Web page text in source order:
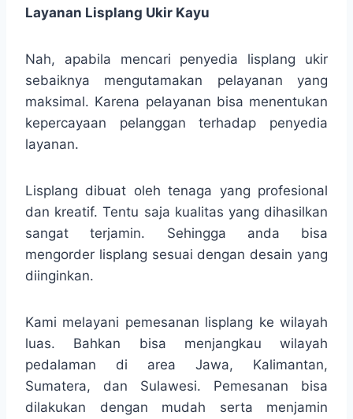
Layanan Lisplang Ukir Kayu
Nah, apabila mencari penyedia lisplang ukir
sebaiknya mengutamakan pelayanan yang
maksimal. Karena pelayanan bisa menentukan
kepercayaan pelanggan terhadap penyedia
layanan.
Lisplang dibuat oleh tenaga yang profesional
dan kreatif. Tentu saja kualitas yang dihasilkan
sangat terjamin. Sehingga anda bisa
mengorder lisplang sesuai dengan desain yang
diinginkan.
Kami melayani pemesanan lisplang ke wilayah
luas. Bahkan bisa menjangkau wilayah
pedalaman di area Jawa, Kalimantan,
Sumatera, dan Sulawesi. Pemesanan bisa
dilakukan dengan mudah serta menjamin